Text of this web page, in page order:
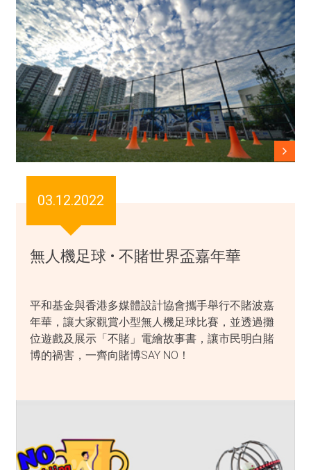
03.12.2022
無人機足球 • 不賭世界盃嘉年華
平和基金與香港多媒體設計協會攜手舉行不賭波嘉
年華，讓大家觀賞小型無人機足球比賽，並透過攤
位遊戲及展示「不賭」電繪故事書，讓市民明白賭
博的禍害，一齊向賭博SAY NO！